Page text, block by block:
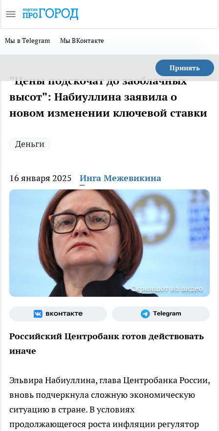
Мы в Telegram Мы ВКонтакте
Принять
"Цены подскочат до заоблачных
высот": Набиуллина заявила о
новом изменении ключевой ставки
Деньги
16 января 2025 Инга Межевикина
Скриншот из видео
Российский Центробанк готов действовать
иначе
Эльвира Набиуллина, глава Центробанка России,
вновь подчеркнула сложную экономическую
ситуацию в стране. В условиях
продолжающегося роста инфляции регулятор